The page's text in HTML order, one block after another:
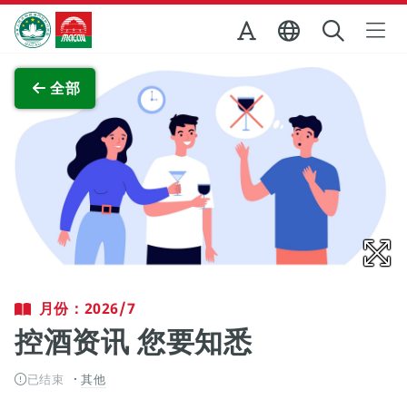
跳至主内容
澳门特别行政区政府旅游局
全部
月份：2026/7
控酒资讯 您要知悉
已结束 其他